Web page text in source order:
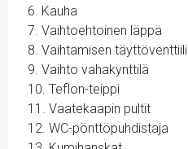
6. Kauha
7. Vaihtoehtoinen läppä
8. Vaihtamisen täyttöventtiili
9. Vaihto vahakynttilä
10. Teflon-teippi
11. Vaatekaapin pultit
12. WC-pönttöpuhdistaja